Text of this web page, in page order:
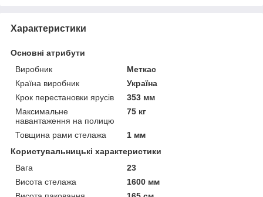
Характеристики
Основні атрибути
Виробник
Меткас
Країна виробник
Україна
Крок перестановки ярусів
353 мм
Максимальне
навантаження на полицю
75 кг
Товщина рами стелажа
1 мм
Користувальницькі характеристики
Вага
23
Висота стелажа
1600 мм